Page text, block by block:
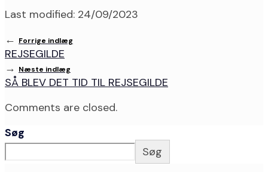
Last modified: 24/09/2023
← Forrige indlæg
REJSEGILDE
→ Næste indlæg
SÅ BLEV DET TID TIL REJSEGILDE
Comments are closed.
Søg
Søg